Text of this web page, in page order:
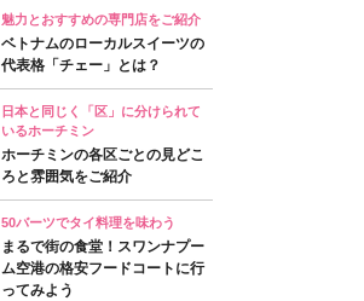
魅力とおすすめの専門店をご紹介
ベトナムのローカルスイーツの
代表格「チェー」とは？
日本と同じく「区」に分けられて
いるホーチミン
ホーチミンの各区ごとの見どこ
ろと雰囲気をご紹介
50バーツでタイ料理を味わう
まるで街の食堂！スワンナプー
ム空港の格安フードコートに行
ってみよう